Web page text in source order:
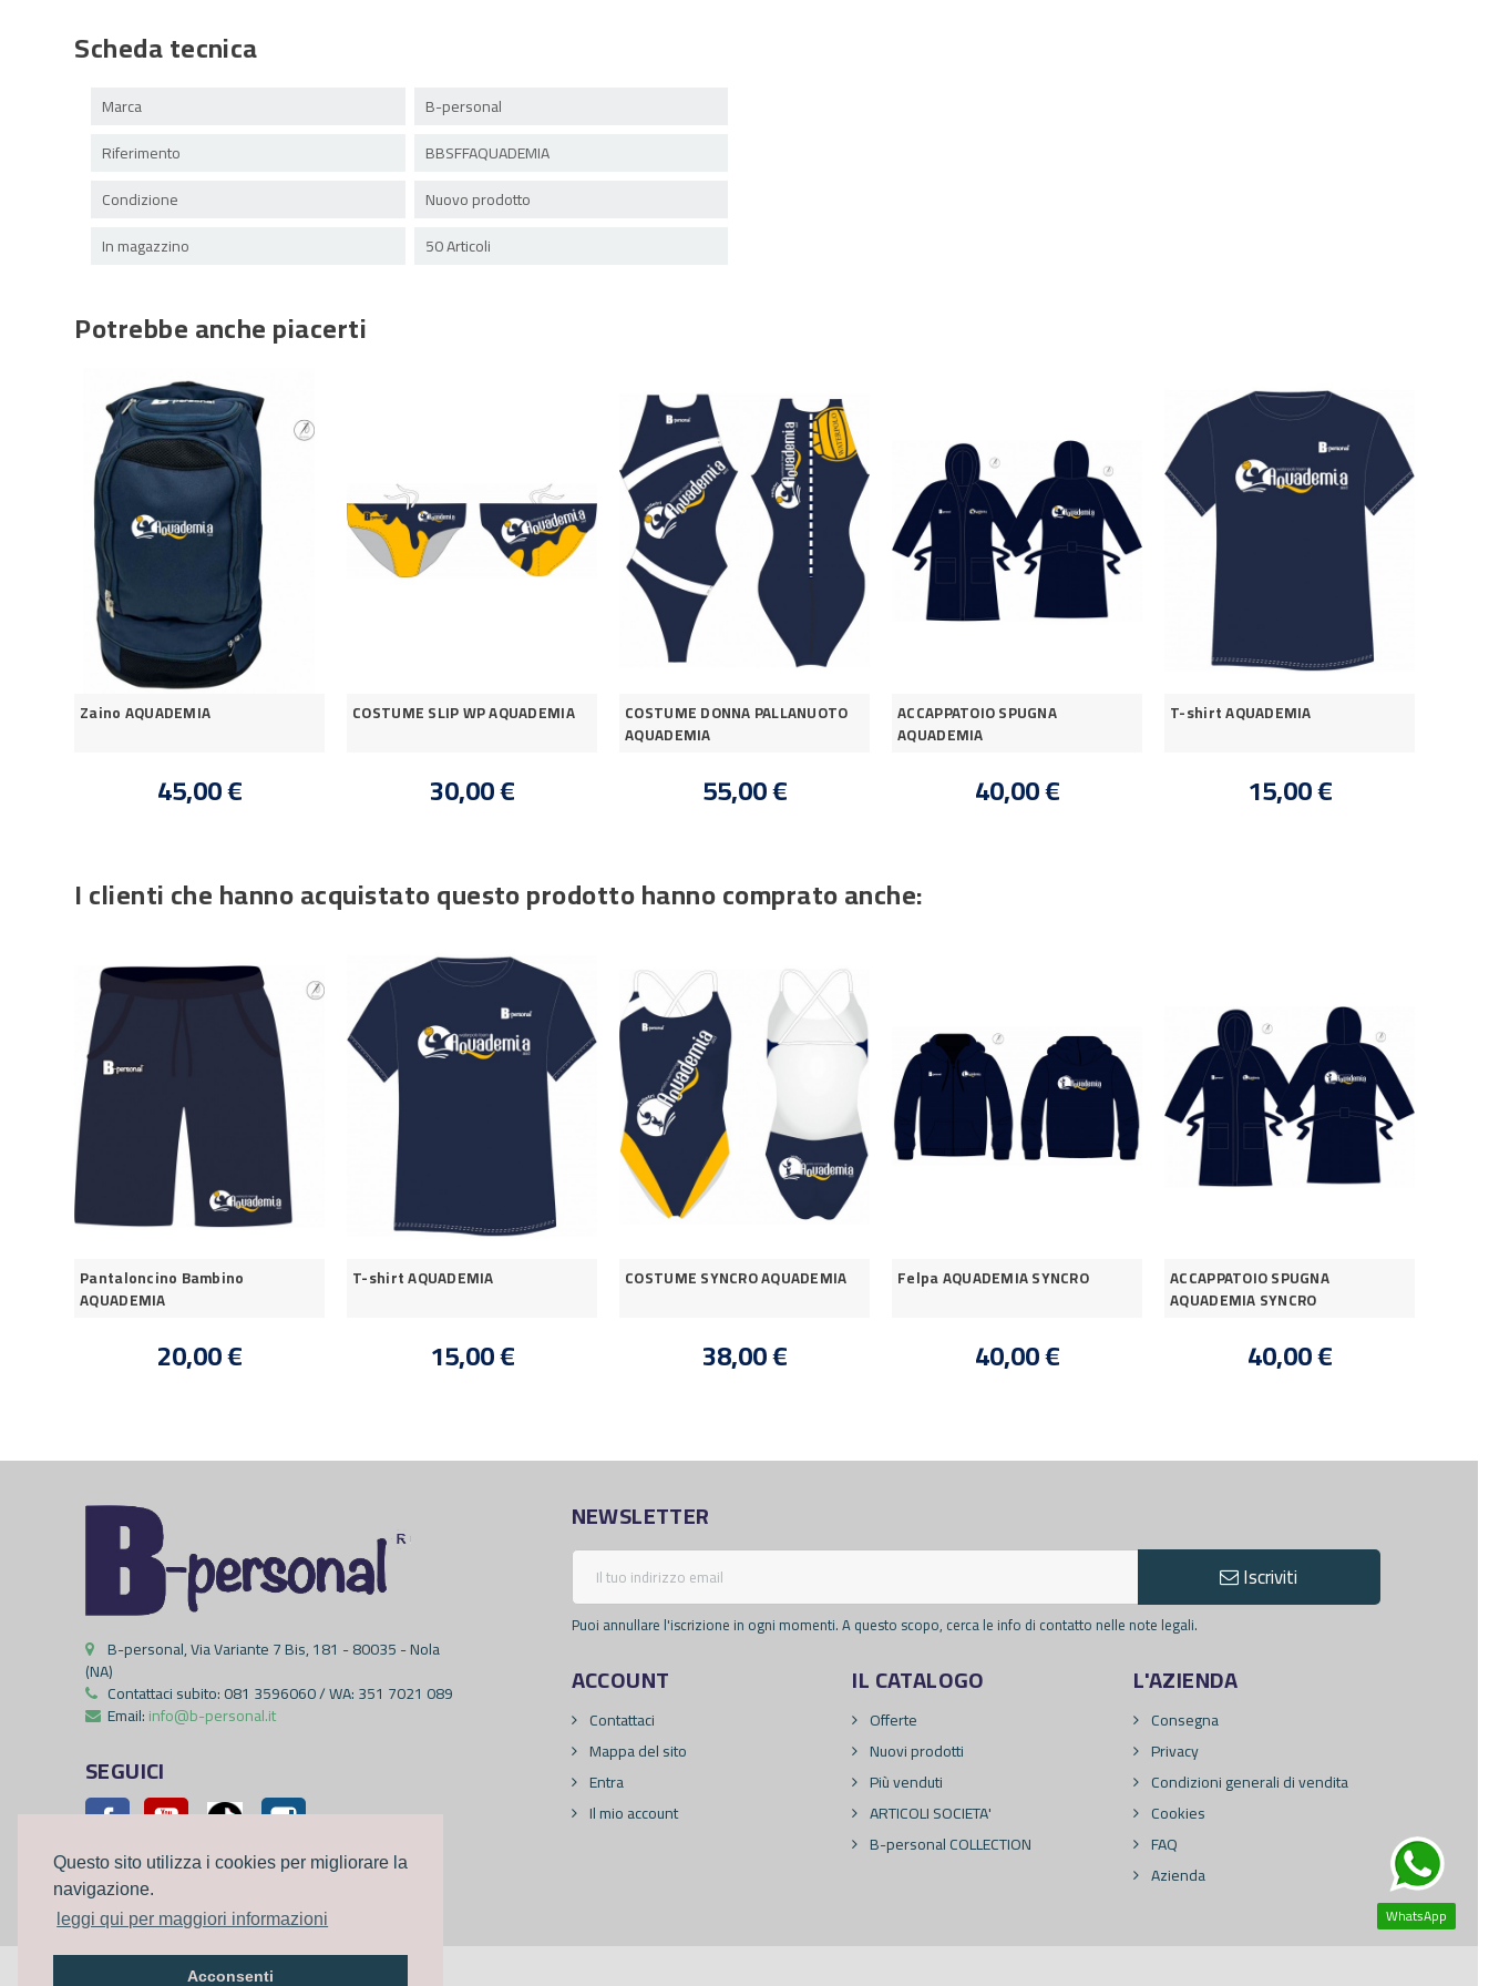
Questo sito utilizza i cookies per migliorare la
navigazione.
leggi qui per maggiori informazioni
Acconsenti
Scheda tecnica
Marca
B-personal
Riferimento
BBSFFAQUADEMIA
Condizione
Nuovo prodotto
In magazzino
50 Articoli
Potrebbe anche piacerti
Zaino AQUADEMIA
45,00 €
COSTUME SLIP WP AQUADEMIA
30,00 €
COSTUME DONNA PALLANUOTO
AQUADEMIA
55,00 €
ACCAPPATOIO SPUGNA
AQUADEMIA
40,00 €
T-shirt AQUADEMIA
15,00 €
I clienti che hanno acquistato questo prodotto hanno comprato anche:
Pantaloncino Bambino
AQUADEMIA
20,00 €
T-shirt AQUADEMIA
15,00 €
COSTUME SYNCRO AQUADEMIA
38,00 €
Felpa AQUADEMIA SYNCRO
40,00 €
ACCAPPATOIO SPUGNA
AQUADEMIA SYNCRO
40,00 €
B-personal, Via Variante 7 Bis, 181 - 80035 - Nola
(NA)
Contattaci subito:081 3596060 / WA: 351 7021 089
Email:info@b-personal.it
SEGUICI
Facebook YouTube Pinterest
NEWSLETTER
Iscriviti
Puoi annullare l'iscrizione in ogni momenti. A questo scopo, cerca le info di contatto nelle note legali.
ACCOUNT
Contattaci
Mappa del sito
Entra
Il mio account
IL CATALOGO
Offerte
Nuovi prodotti
Più venduti
ARTICOLI SOCIETA'
B-personal COLLECTION
L'AZIENDA
Consegna
Privacy
Condizioni generali di vendita
Cookies
FAQ
Azienda
WhatsApp